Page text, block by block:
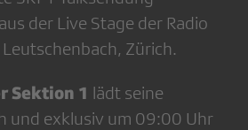
der Live Stage der Radio
Leutschenbach, Zürich.
Sektion 1 lädt seine
und exklusiv um 09:00 Uhr